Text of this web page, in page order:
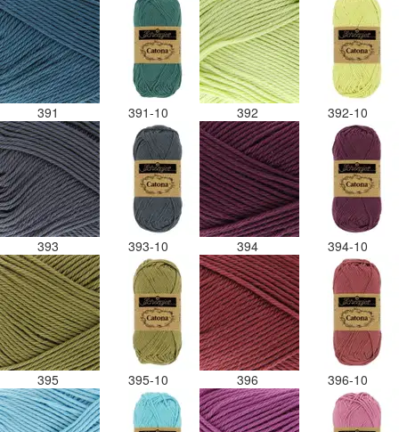
391 391-10 392 392-10
393 393-10 394 394-10
395 395-10 396 396-10